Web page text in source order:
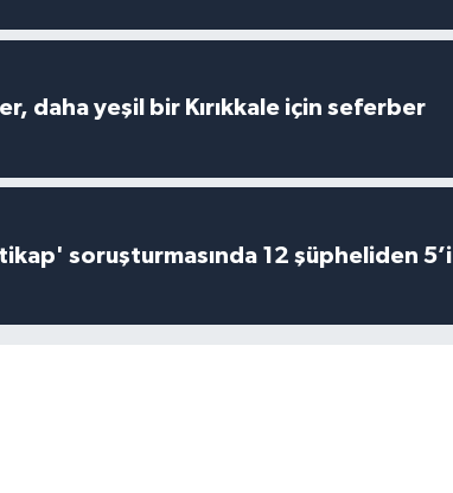
daha yeşil bir Kırıkkale için seferber
soruşturmasında 12 şüpheliden 5’i